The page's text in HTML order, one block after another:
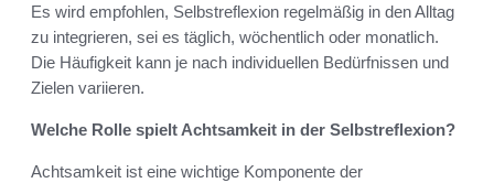
Es wird empfohlen, Selbstreflexion regelmäßig in den Alltag
zu integrieren, sei es täglich, wöchentlich oder monatlich.
Die Häufigkeit kann je nach individuellen Bedürfnissen und
Zielen variieren.
Welche Rolle spielt Achtsamkeit in der Selbstreflexion?
Achtsamkeit ist eine wichtige Komponente der